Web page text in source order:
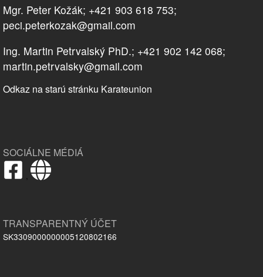
Mgr. Peter Kožák; +421 903 618 753;
peci.peterkozak@gmail.com
Ing. Martin Petrvalský PhD.; +421 902 142 068;
martin.petrvalsky@gmail.com
Odkaz na starú stránku Karateunion
SOCIÁLNE MÉDIÁ
,
TRANSPARENTNÝ ÚČET
SK3309000000005120802166